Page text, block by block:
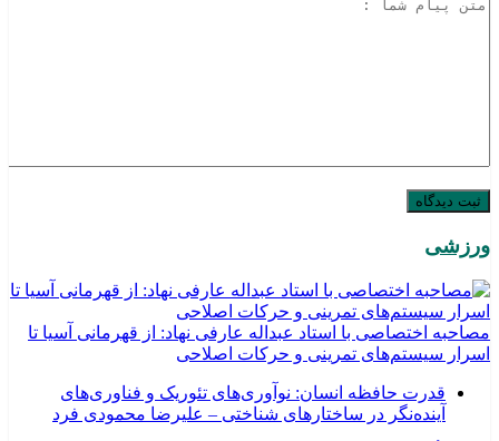
ورزشی
مصاحبه اختصاصی با استاد عبداله عارفی نهاد: از قهرمانی آسیا تا
اسرار سیستم‌های تمرینی و حرکات اصلاحی
قدرت حافظه انسان: نوآوری‌های تئوریک و فناوری‌های
آینده‌نگر در ساختارهای شناختی – علیرضا محمودی فرد